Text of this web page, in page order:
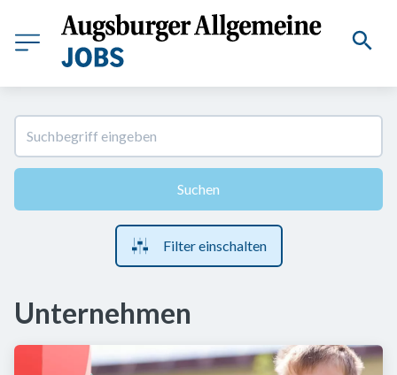
Suchen
Filter einschalten
Unternehmen